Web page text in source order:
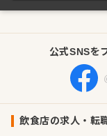
公式SNSを
飲食店の求人・転